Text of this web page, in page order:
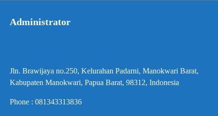
Administrator
Jln. Brawijaya no.250, Kelurahan Padarni, Manokwari Barat,
Kabupaten Manokwari, Papua Barat, 98312, Indonesia
Phone : 081343313836